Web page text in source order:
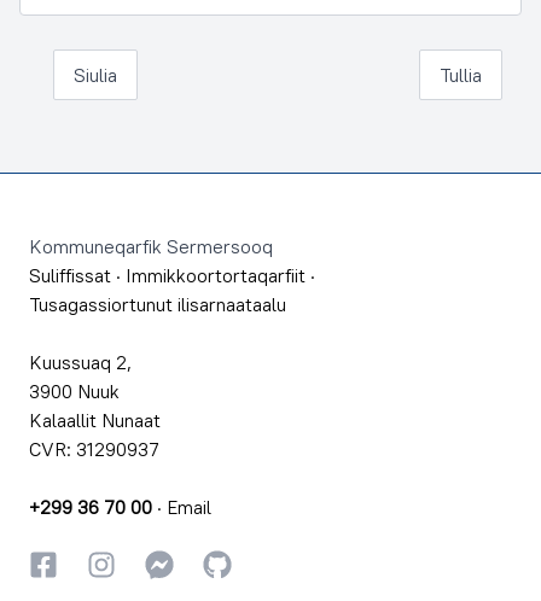
Siulia Tullia
Kommuneqarfik Sermersooq
Suliffissat · Immikkoortortaqarfiit ·
Tusagassiortunut ilisarnaataalu
Kuussuaq 2,
3900 Nuuk
Kalaallit Nunaat
CVR: 31290937
+299 36 70 00 · Email
FacebookkiInstagrammiInstagrammi
GitHub